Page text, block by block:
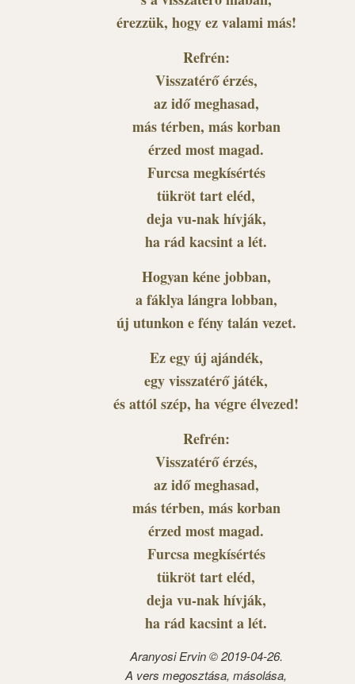
érezzük, hogy ez valami más!
Refrén:
Visszatérő érzés,
az idő meghasad,
más térben, más korban
érzed most magad.
Furcsa megkísértés
tükröt tart eléd,
deja vu-nak hívják,
ha rád kacsint a lét.
Hogyan kéne jobban,
a fáklya lángra lobban,
új utunkon e fény talán vezet.
Ez egy új ajándék,
egy visszatérő játék,
és attól szép, ha végre élvezed!
Refrén:
Visszatérő érzés,
az idő meghasad,
más térben, más korban
érzed most magad.
Furcsa megkísértés
tükröt tart eléd,
deja vu-nak hívják,
ha rád kacsint a lét.
Aranyosi Ervin ©2019-04-26.
A vers megosztása, másolása,